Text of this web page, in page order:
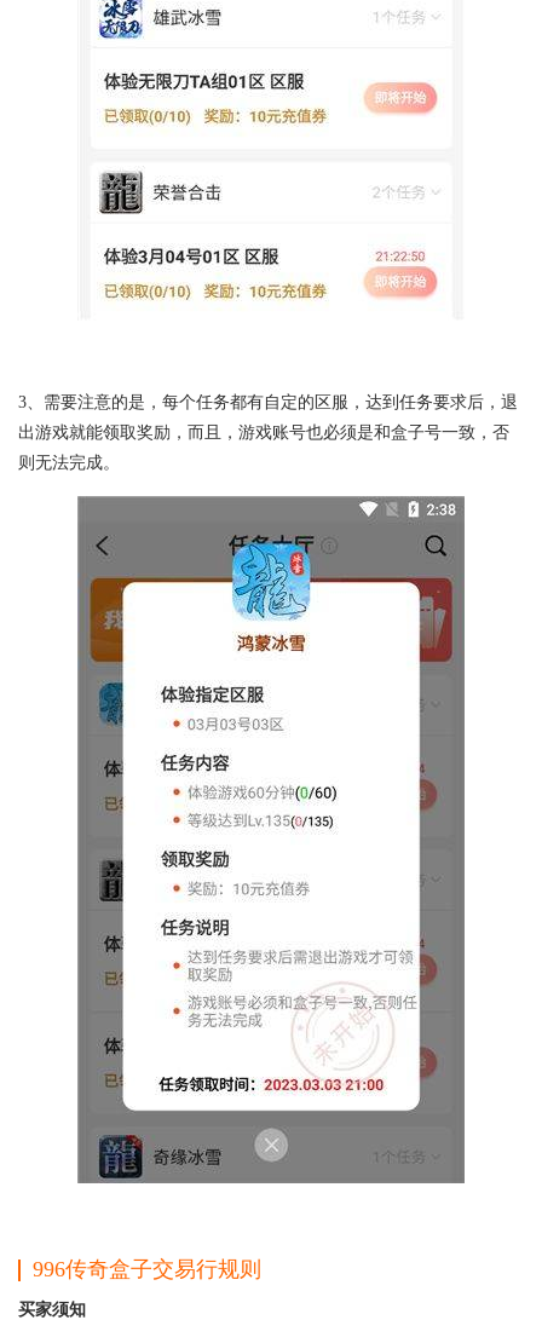
3、需要注意的是，每个任务都有自定的区服，达到任务要求后，退
出游戏就能领取奖励，而且，游戏账号也必须是和盒子号一致，否
则无法完成。
996传奇盒子交易行规则
买家须知